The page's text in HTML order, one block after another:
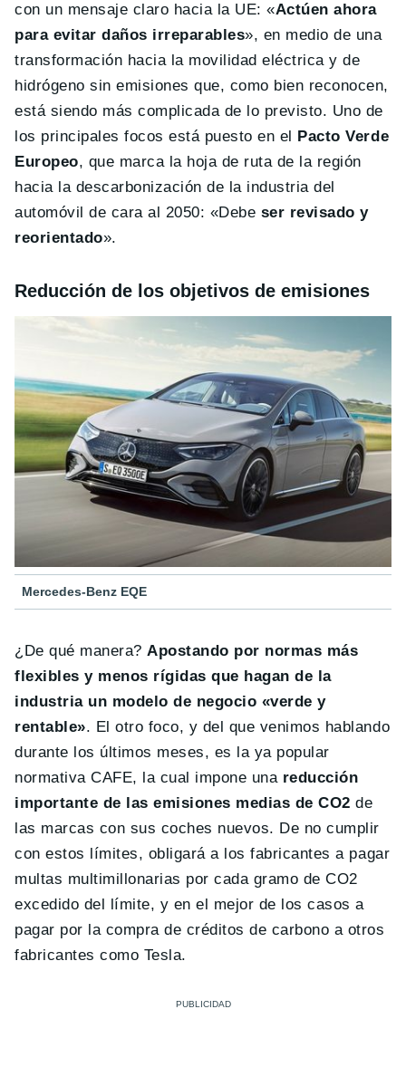
con un mensaje claro hacia la UE: «Actúen ahora
para evitar daños irreparables», en medio de una
transformación hacia la movilidad eléctrica y de
hidrógeno sin emisiones que, como bien reconocen,
está siendo más complicada de lo previsto. Uno de
los principales focos está puesto en el Pacto Verde
Europeo, que marca la hoja de ruta de la región
hacia la descarbonización de la industria del
automóvil de cara al 2050: «Debe ser revisado y
reorientado».
Reducción de los objetivos de emisiones
Mercedes-Benz EQE
¿De qué manera?Apostando por normas más
flexibles y menos rígidas que hagan de la
industria un modelo de negocio «verde y
rentable». El otro foco, y del que venimos hablando
durante los últimos meses, es la ya popular
normativa CAFE, la cual impone una reducción
importante de las emisiones medias de CO2 de
las marcas con sus coches nuevos. De no cumplir
con estos límites, obligará a los fabricantes a pagar
multas multimillonarias por cada gramo de CO2
excedido del límite, y en el mejor de los casos a
pagar por la compra de créditos de carbono a otros
fabricantes como Tesla.